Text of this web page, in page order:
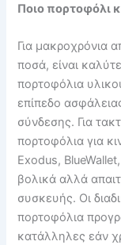
Ποιο πορτοφόλι
Για μακροχρόνια
ποσά, είναι
πορτοφόλια
επίπεδο
σύνδεσης. Για
πορτοφόλια για
Exodus,
βολικά αλλά
συσκευής. Οι
πορτοφόλια
κατάλληλες εάν